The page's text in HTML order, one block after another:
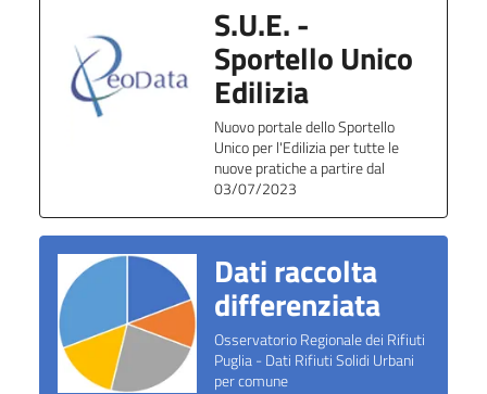
S.U.E. -
Sportello Unico
Edilizia
Nuovo portale dello Sportello
Unico per l'Edilizia per tutte le
nuove pratiche a partire dal
03/07/2023
Dati raccolta
differenziata
Osservatorio Regionale dei Rifiuti
Puglia - Dati Rifiuti Solidi Urbani
per comune